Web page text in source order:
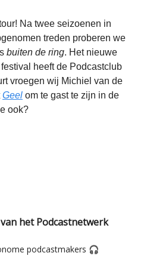
Na twee seizoenen in
treden proberen we
buiten de ring. Het nieuwe
heeft de Podcastclub
vroegen wij Michiel van de
Geel om te gast te zijn in de
ook?
het Podcastnetwerk
podcastmakers 🎧